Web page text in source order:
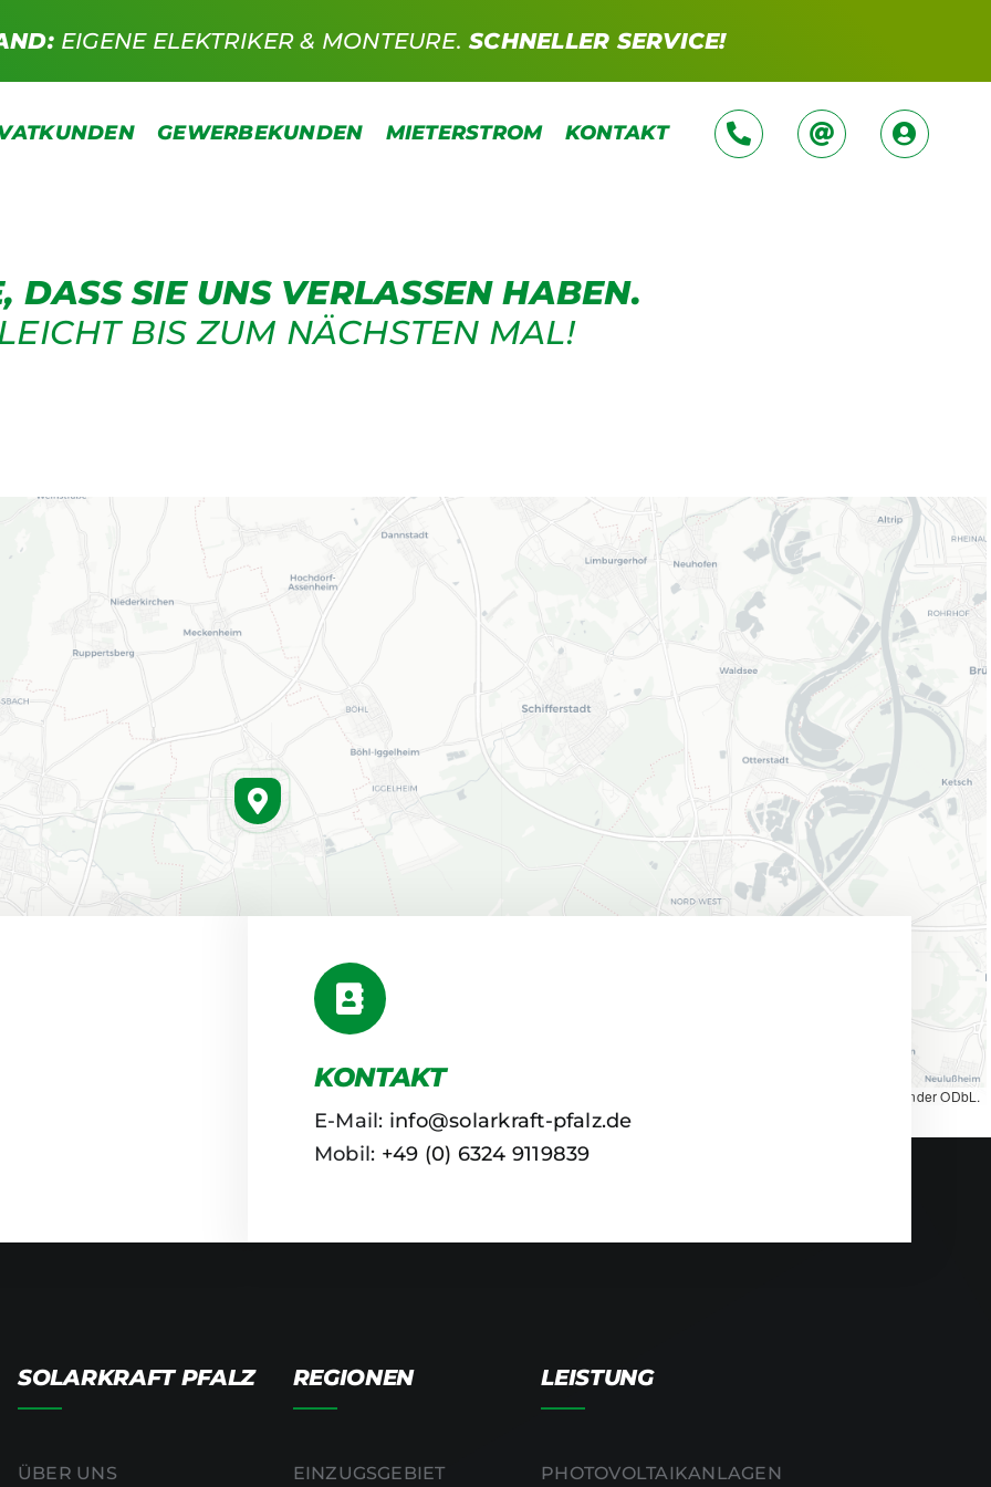
EIGENE ELEKTRIKER & MONTEURE. SCHNELLER SERVICE!
GEWERBEKUNDEN MIETERSTROM KONTAKT
DASS SIE UNS VERLASSEN HABEN.
BIS ZUM NÄCHSTEN MAL!
, under ODbL.
KONTAKT
E-Mail: info@solarkraft-pfalz.de
Mobil: +49 (0) 6324 9119839
SOLARKRAFT PFALZ
ÜBER UNS
REGIONEN
EINZUGSGEBIET
LEISTUNG
PHOTOVOLTAIKANLAGEN